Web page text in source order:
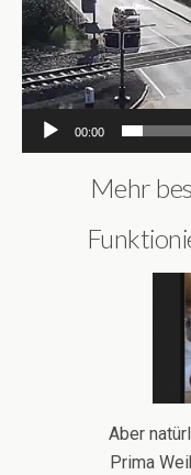
00:00
Mehr
Aber
Prima